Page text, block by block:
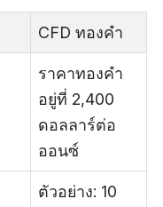
CFD ทองคำ
ราคาทองคำ
อยู่ที่ 2,400
ดอลลาร์ต่อ
ออนซ์
ตัวอย่าง: 10